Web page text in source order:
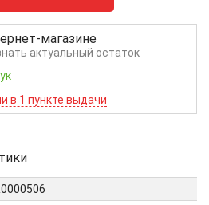
магазине
актуальный остаток
в 1 пункте выдачи